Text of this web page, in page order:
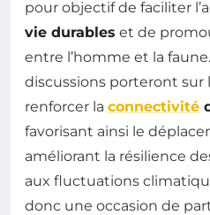
pour objectif de faciliter
vie durables et de
entre l’homme et la
discussions porteront sur
renforcer la connectivité
favorisant ainsi le
améliorant la résilience
aux fluctuations
donc une occasion de